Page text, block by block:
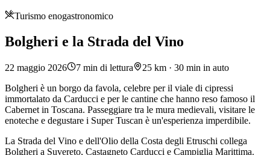
Turismo enogastronomico
Bolgheri e la Strada del Vino
22 maggio 2026 7 min di lettura
25 km · 30 min in auto
Bolgheri è un borgo da favola, celebre per il viale di cipressi
immortalato da Carducci e per le cantine che hanno reso famoso il
Cabernet in Toscana. Passeggiare tra le mura medievali, visitare le
enoteche e degustare i Super Tuscan è un'esperienza imperdibile.
La Strada del Vino e dell'Olio della Costa degli Etruschi collega
Bolgheri a Suvereto, Castagneto Carducci e Campiglia Marittima.